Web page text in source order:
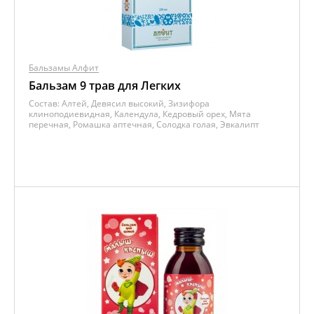
Бальзамы Алфит
Бальзам 9 трав для Легких
Состав: Алтей, Девясил высокий, Зизифора
клиноподиевидная, Календула, Кедровый орех, Мята
перечная, Ромашка аптечная, Солодка голая, Эвкалипт